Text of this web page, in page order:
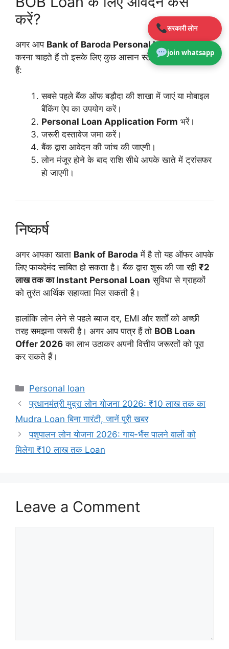
सरकारी लोन
join whatsapp
करें?
अगर आप Bank of Baroda Personal Loan Apply
करना चाहते हैं तो इसके लिए कुछ आसान स्टेप्स फॉलो कर सकते
हैं:
सबसे पहले बैंक ऑफ बड़ौदा की शाखा में जाएं या मोबाइल
बैंकिंग ऐप का उपयोग करें।
Personal Loan Application Form भरें।
जरूरी दस्तावेज जमा करें।
बैंक द्वारा आवेदन की जांच की जाएगी।
लोन मंजूर होने के बाद राशि सीधे आपके खाते में ट्रांसफर
हो जाएगी।
निष्कर्ष
अगर आपका खाता Bank of Baroda में है तो यह ऑफर आपके
लिए फायदेमंद साबित हो सकता है। बैंक द्वारा शुरू की जा रही ₹2
लाख तक का Instant Personal Loan सुविधा से ग्राहकों
को तुरंत आर्थिक सहायता मिल सकती है।
हालांकि लोन लेने से पहले ब्याज दर, EMI और शर्तों को अच्छी
तरह समझना जरूरी है। अगर आप पात्र हैं तो BOB Loan
Offer 2026 का लाभ उठाकर अपनी वित्तीय जरूरतों को पूरा
कर सकते हैं।
Categories
Personal loan
प्रधानमंत्री मुद्रा लोन योजना 2026: ₹10 लाख तक का
Mudra Loan बिना गारंटी, जानें पूरी खबर
पशुपालन लोन योजना 2026: गाय-भैंस पालने वालों को
मिलेगा ₹10 लाख तक Loan
Leave a Comment